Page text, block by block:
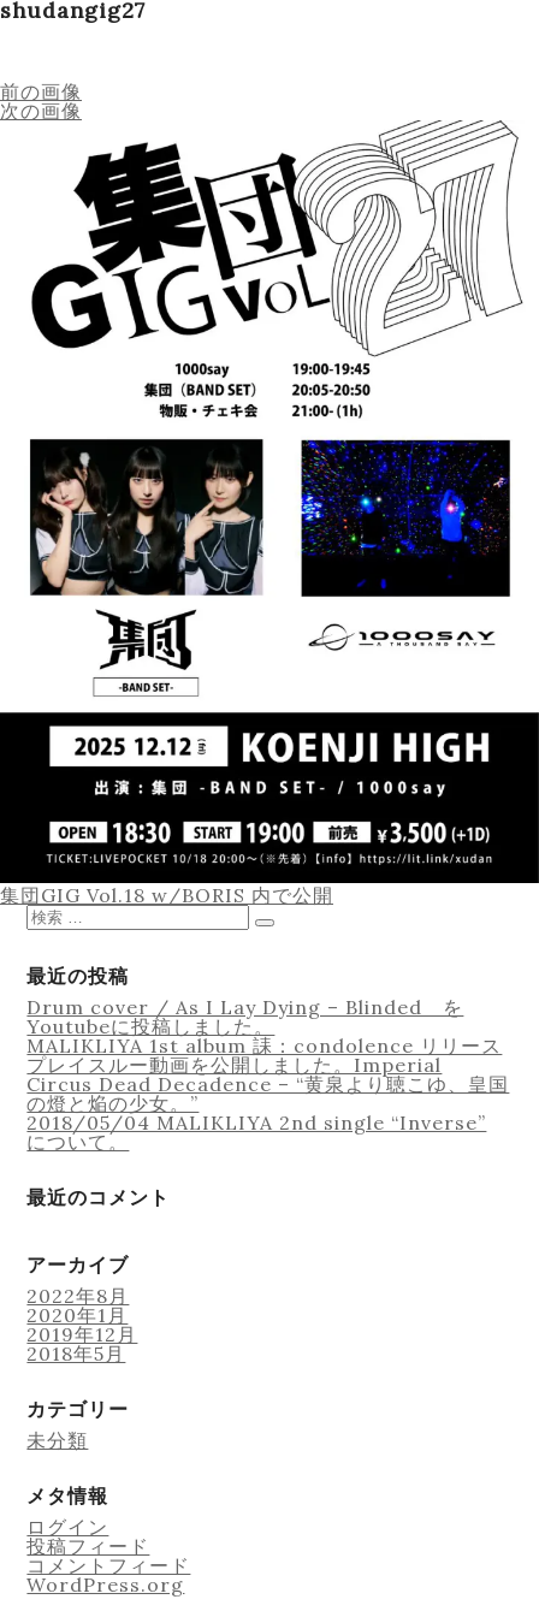
Works
Profile
Lesson
Online Recording
前の画像
次の画像
shudangig27
投
稿
集団GIG Vol.18 w/BORIS 内で公開
検
索
象:
検
最近の投稿
Drum cover / As I Lay Dying – Blinded を
Youtubeに投稿しました。
MALIKLIYA 1st album 誄：condolence リリース
プレイスルー動画を公開しました。Imperial
Circus Dead Decadence – “黄泉より聴こゆ、皇国
の燈と焔の少女。”
2018/05/04 MALIKLIYA 2nd single “Inverse”
について。
最近のコメント
アーカイブ
2022年8月
2020年1月
2019年12月
2018年5月
カテゴリー
未分類
メタ情報
ログイン
投稿フィード
コメントフィード
WordPress.org